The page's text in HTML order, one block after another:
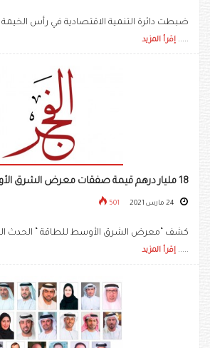
ضبطت دائرة التنمية الاقتصادية في رأس
..... إقرأ المزيد
18 مليار درهم قيمة صفقات معرض الشرق الأوسط للطاقة في 2020
501
كشف “معرض الشرق الأوسط للطاقة “ الحدث
..... إقرأ المزيد